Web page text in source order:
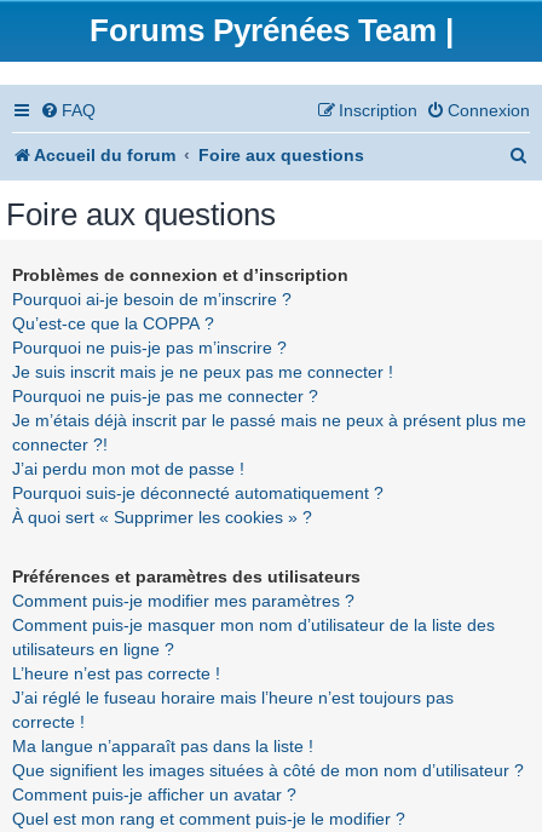
Forums Pyrénées Team |
FAQ Connexion
Inscription
Accueil du forum Foire aux questions
Foire aux questions
Problèmes de connexion et d’inscription
Pourquoi ai-je besoin de m’inscrire ?
Qu’est-ce que la COPPA ?
Pourquoi ne puis-je pas m’inscrire ?
Je suis inscrit mais je ne peux pas me connecter !
Pourquoi ne puis-je pas me connecter ?
Je m’étais déjà inscrit par le passé mais ne peux à présent plus me
connecter ?!
J’ai perdu mon mot de passe !
Pourquoi suis-je déconnecté automatiquement ?
À quoi sert « Supprimer les cookies » ?
Préférences et paramètres des utilisateurs
Comment puis-je modifier mes paramètres ?
Comment puis-je masquer mon nom d’utilisateur de la liste des
utilisateurs en ligne ?
L’heure n’est pas correcte !
J’ai réglé le fuseau horaire mais l’heure n’est toujours pas
correcte !
Ma langue n’apparaît pas dans la liste !
Que signifient les images situées à côté de mon nom d’utilisateur ?
Comment puis-je afficher un avatar ?
Quel est mon rang et comment puis-je le modifier ?